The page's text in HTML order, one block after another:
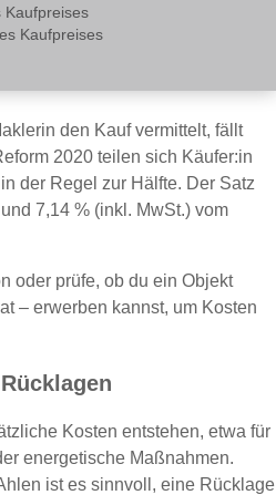
Kaufpreises
Kaufpreises
den Kauf vermittelt, fällt
2020 teilen sich Käufer:in
der Regel zur Hälfte. Der Satz
7,14 % (inkl. MwSt.) vom
oder prüfe, ob du ein Objekt
– erwerben kannst, um Kosten
Kosten entstehen, etwa für
energetische Maßnahmen.
ist es sinnvoll, eine Rücklage